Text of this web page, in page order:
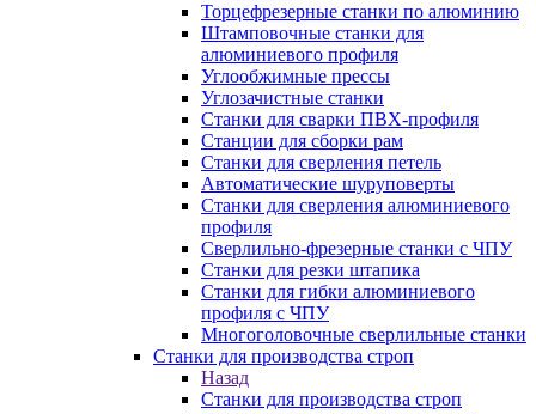
Торцефрезерные станки по алюминию
Штамповочные станки для
алюминиевого профиля
Углообжимные прессы
Углозачистные станки
Станки для сварки ПВХ-профиля
Станции для сборки рам
Станки для сверления петель
Автоматические шуруповерты
Станки для сверления алюминиевого
профиля
Сверлильно-фрезерные станки с ЧПУ
Станки для резки штапика
Станки для гибки алюминиевого
профиля с ЧПУ
Многоголовочные сверлильные станки
Станки для производства строп
Назад
Станки для производства строп